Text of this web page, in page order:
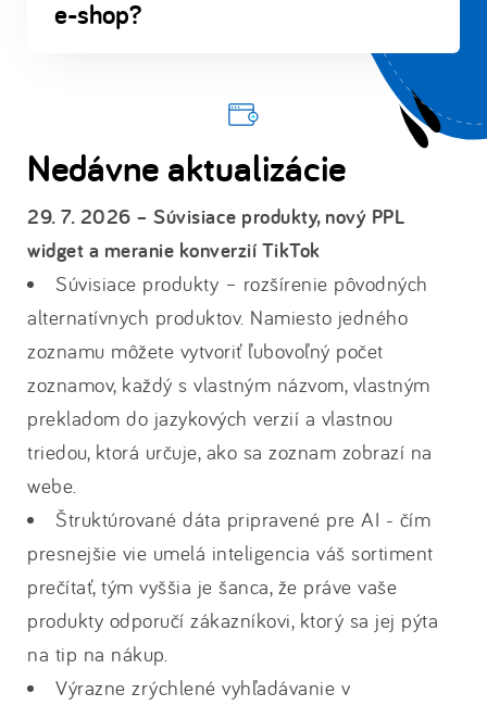
e-shop?
Nedávne aktualizácie
29. 7. 2026 – Súvisiace produkty, nový PPL
widget a meranie konverzií TikTok
Súvisiace produkty – rozšírenie pôvodných
alternatívnych produktov. Namiesto jedného
zoznamu môžete vytvoriť ľubovoľný počet
zoznamov, každý s vlastným názvom, vlastným
prekladom do jazykových verzií a vlastnou
triedou, ktorá určuje, ako sa zoznam zobrazí na
webe.
Štruktúrované dáta pripravené pre AI - čím
presnejšie vie umelá inteligencia váš sortiment
prečítať, tým vyššia je šanca, že práve vaše
produkty odporučí zákazníkovi, ktorý sa jej pýta
na tip na nákup.
Výrazne zrýchlené vyhľadávanie v